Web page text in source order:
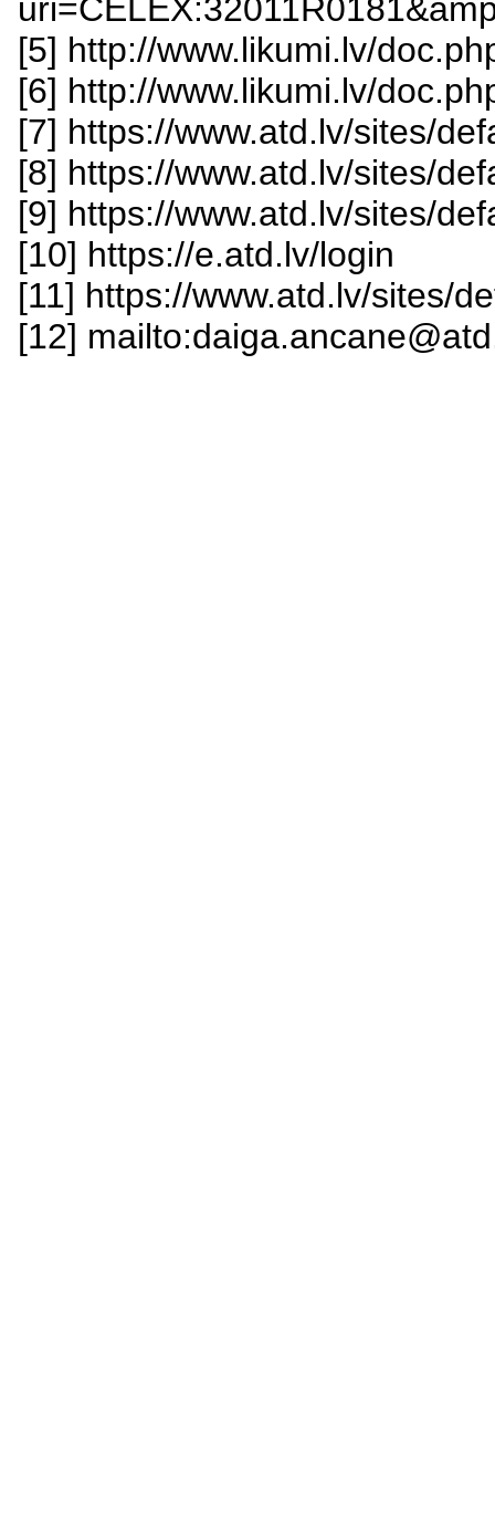
[5] http://www.likumi.lv/
[6] http://www.likumi.lv/
[7] https://www.atd.lv/sites/
[8] https://www.atd.lv/sites/
[9] https://www.atd.lv/sites/
[10] https://e.atd.lv/login
[11] https://www.atd.lv/sites/
[12]